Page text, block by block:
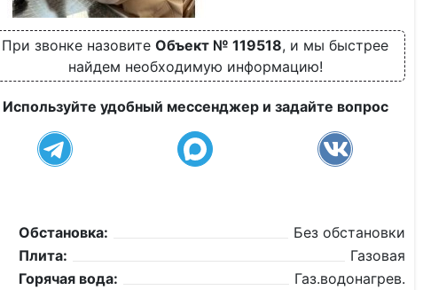
При звонке назовите Объект № 119518, и мы быстрее
найдем необходимую информацию!
Используйте удобный мессенджер и задайте вопрос
Обстановка:
Без обстановки
Плита:
Газовая
Горячая вода:
Газ.водонагрев.